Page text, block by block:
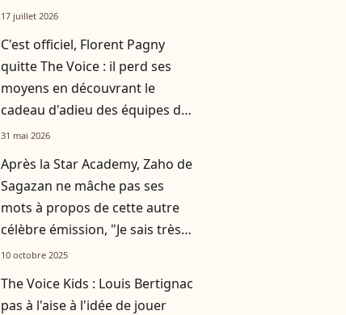
17 juillet 2026
C'est officiel, Florent Pagny
quitte The Voice : il perd ses
moyens en découvrant le
cadeau d'adieu des équipes du
télécrochet
31 mai 2026
Après la Star Academy, Zaho de
Sagazan ne mâche pas ses
mots à propos de cette autre
célèbre émission, "Je sais très
bien que..."
10 octobre 2025
The Voice Kids : Louis Bertignac
pas à l'aise à l'idée de jouer